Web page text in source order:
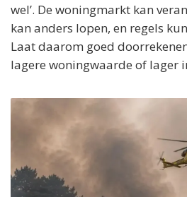
wel’. De woningmarkt kan
kan anders lopen, en regels
Laat daarom goed
lagere woningwaarde of lager